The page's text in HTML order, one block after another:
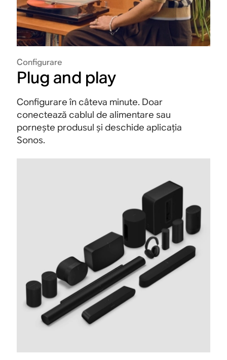
Configurare
Plug and play
Configurare în câteva minute. Doar
conectează cablul de alimentare sau
pornește produsul și deschide aplicația
Sonos.